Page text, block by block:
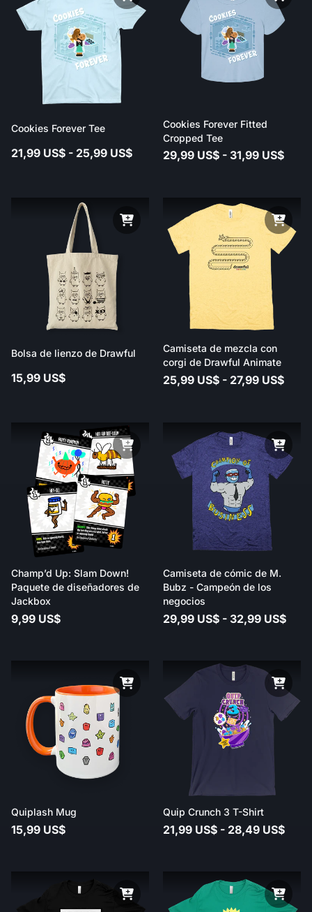
Cookies Forever Tee
21,99 US$ - 25,99 US$
Cookies Forever Fitted
Cropped Tee
29,99 US$ - 31,99 US$
Bolsa de lienzo de Drawful
15,99 US$
Camiseta de mezcla con
corgi de Drawful Animate
25,99 US$ - 27,99 US$
Champ’d Up: Slam Down!
Paquete de diseñadores de
Jackbox
9,99 US$
Camiseta de cómic de M.
Bubz - Campeón de los
negocios
29,99 US$ - 32,99 US$
Quiplash Mug
15,99 US$
Quip Crunch 3 T-Shirt
21,99 US$ - 28,49 US$